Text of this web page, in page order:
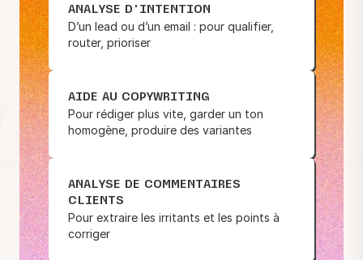
ANALYSE D’INTENTION
D’un lead ou d’un email : pour qualifier,
router, prioriser
AIDE AU COPYWRITING
Pour rédiger plus vite, garder un ton
homogène, produire des variantes
ANALYSE DE COMMENTAIRES
CLIENTS
Pour extraire les irritants et les points à
corriger